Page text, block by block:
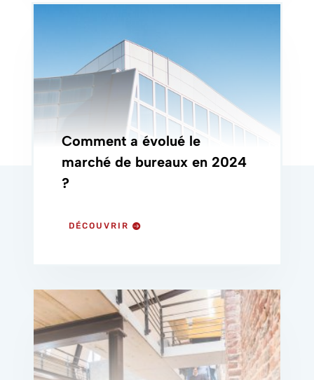
Comment a évolué le
marché de bureaux en 2024
?
DÉCOUVRIR